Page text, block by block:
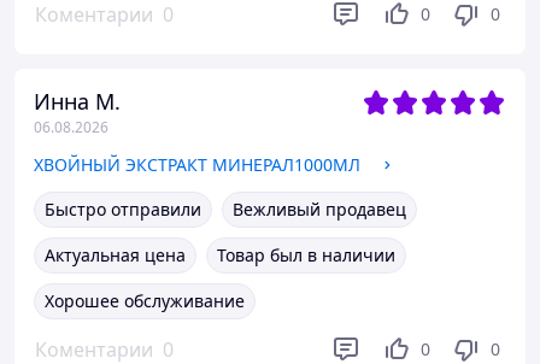
Коментарии 0 0 0
Инна М.
06.08.2026
ХВОЙНЫЙ ЭКСТРАКТ МИНЕРАЛ1000МЛ
Быстро отправили
Вежливый продавец
Актуальная цена
Товар был в наличии
Хорошее обслуживание
Коментарии 0 0 0